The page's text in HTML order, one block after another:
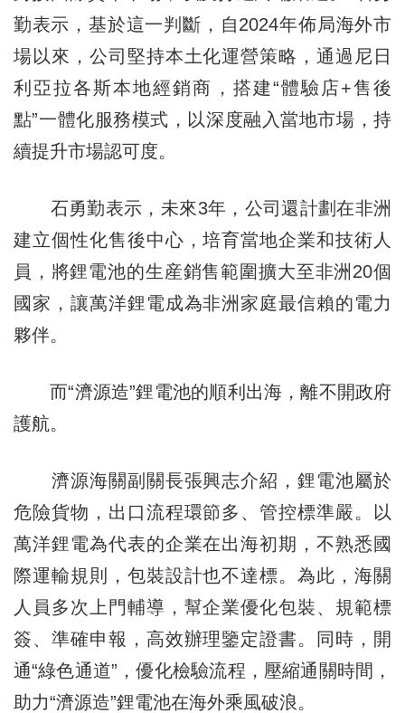
勤表示，基於這一判斷，自2024年佈局海外市
場以來，公司堅持本土化運營策略，通過尼日
利亞拉各斯本地經銷商，搭建“體驗店+售後
點”一體化服務模式，以深度融入當地市場，持
續提升市場認可度。
石勇勤表示，未來3年，公司還計劃在非洲
建立個性化售後中心，培育當地企業和技術人
員，將鋰電池的生産銷售範圍擴大至非洲20個
國家，讓萬洋鋰電成為非洲家庭最信賴的電力
夥伴。
而“濟源造”鋰電池的順利出海，離不開政府
護航。
濟源海關副關長張興志介紹，鋰電池屬於
危險貨物，出口流程環節多、管控標準嚴。以
萬洋鋰電為代表的企業在出海初期，不熟悉國
際運輸規則，包裝設計也不達標。為此，海關
人員多次上門輔導，幫企業優化包裝、規範標
簽、準確申報，高效辦理鑒定證書。同時，開
通“綠色通道”，優化檢驗流程，壓縮通關時間，
助力“濟源造”鋰電池在海外乘風破浪。